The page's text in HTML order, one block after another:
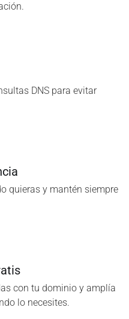
DNS para evitar
quieras y mantén siempre
con tu dominio y amplía
lo necesites.